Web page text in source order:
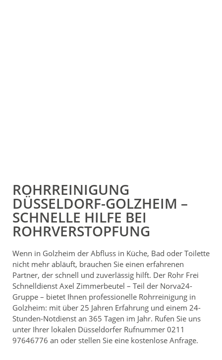
ROHRREINIGUNG
DÜSSELDORF-GOLZHEIM –
SCHNELLE HILFE BEI
ROHRVERSTOPFUNG
Wenn in Golzheim der Abfluss in Küche, Bad oder Toilette
nicht mehr abläuft, brauchen Sie einen erfahrenen
Partner, der schnell und zuverlässig hilft. Der Rohr Frei
Schnelldienst Axel Zimmerbeutel – Teil der Norva24-
Gruppe – bietet Ihnen professionelle Rohrreinigung in
Golzheim: mit über 25 Jahren Erfahrung und einem 24-
Stunden-Notdienst an 365 Tagen im Jahr. Rufen Sie uns
unter Ihrer lokalen Düsseldorfer Rufnummer 0211
97646776 an oder stellen Sie eine kostenlose Anfrage.